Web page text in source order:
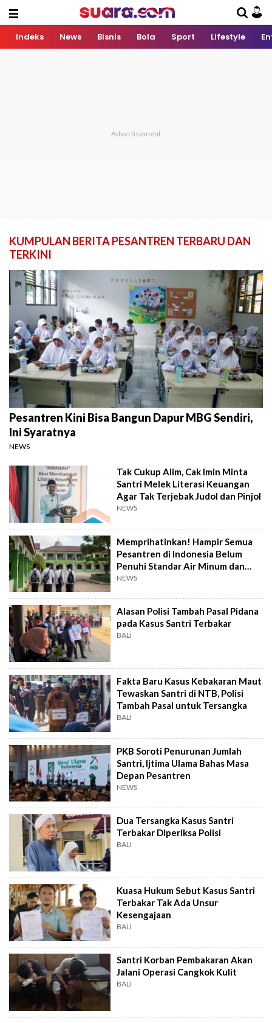
Indeks News Bisnis Bola Sport Lifestyle
KUMPULAN BERITA PESANTREN TERBARU DAN
TERKINI
Pesantren Kini Bisa Bangun Dapur MBG Sendiri,
Ini Syaratnya
NEWS
Tak Cukup Alim, Cak Imin Minta
Santri Melek Literasi Keuangan
Agar Tak Terjebak Judol dan Pinjol
NEWS
Memprihatinkan! Hampir Semua
Pesantren di Indonesia Belum
Penuhi Standar Air Minum dan
Sanitasi
NEWS
Alasan Polisi Tambah Pasal Pidana
pada Kasus Santri Terbakar
BALI
Fakta Baru Kasus Kebakaran Maut
Tewaskan Santri di NTB, Polisi
Tambah Pasal untuk Tersangka
BALI
PKB Soroti Penurunan Jumlah
Santri, Ijtima Ulama Bahas Masa
Depan Pesantren
NEWS
Dua Tersangka Kasus Santri
Terbakar Diperiksa Polisi
BALI
Kuasa Hukum Sebut Kasus Santri
Terbakar Tak Ada Unsur
Kesengajaan
BALI
Santri Korban Pembakaran Akan
Jalani Operasi Cangkok Kulit
BALI